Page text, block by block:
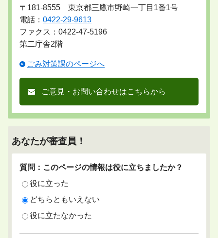
〒181-8555 東京都三鷹市野崎一丁目1番1号
電話：0422-29-9613
ファクス：0422-47-5196
第二庁舎2階
ごみ対策課のページへ
ご意見・お問い合わせはこちらから
あなたが審査員！
質問：このページの情報は役に立ちましたか？
役に立った
どちらともいえない
役に立たなかった